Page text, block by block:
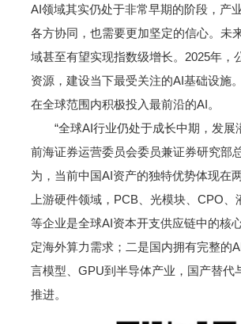
AI领域其实仍处于非常早期的阶段，产
各方协同，也需要更加坚定的信心。未
域甚至有望实现指数级增长。2025年，
资源，建设当下最受关注的AI基础设施
在全球范围内积极投入最前沿的AI。
“全球AI行业仍处于成长中期，发展
前海证券运营委员会委员兼证券研究部
为，当前中国AI资产的独特优势体现在
上游硬件领域，PCB、光模块、CPO、
等企业是全球AI资本开支供应链中的核
定海外算力需求；二是国内拥有完整的
言模型、GPU到半导体产业，国产替代
推进。